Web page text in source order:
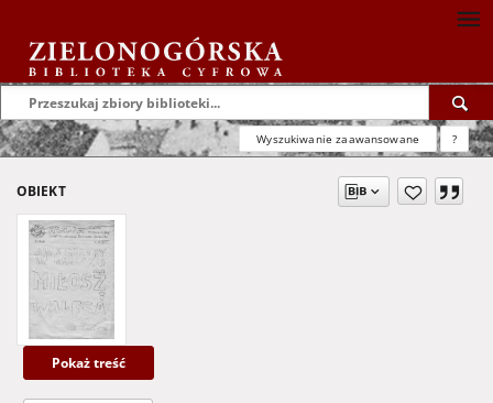
Wyszukiwanie zaawansowane ?
OBIEKT
Pokaż treść